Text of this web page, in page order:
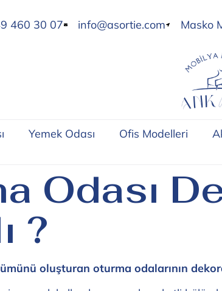
460 30 07 info@asortie.com Masko
Yemek Odası Ofis Modelleri
Odası
?
oluşturan oturma odalarının